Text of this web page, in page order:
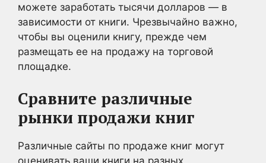
можете заработать тысячи долларов — в
зависимости от книги. Чрезвычайно важно,
чтобы вы оценили книгу, прежде чем
размещать ее на продажу на торговой
площадке.
Сравните различные
рынки продажи книг
Различные сайты по продаже книг могут
оценивать ваши книги на разных